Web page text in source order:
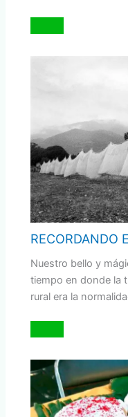
RECORDANDO
Nuestro bello y
tiempo en donde la
rural era la